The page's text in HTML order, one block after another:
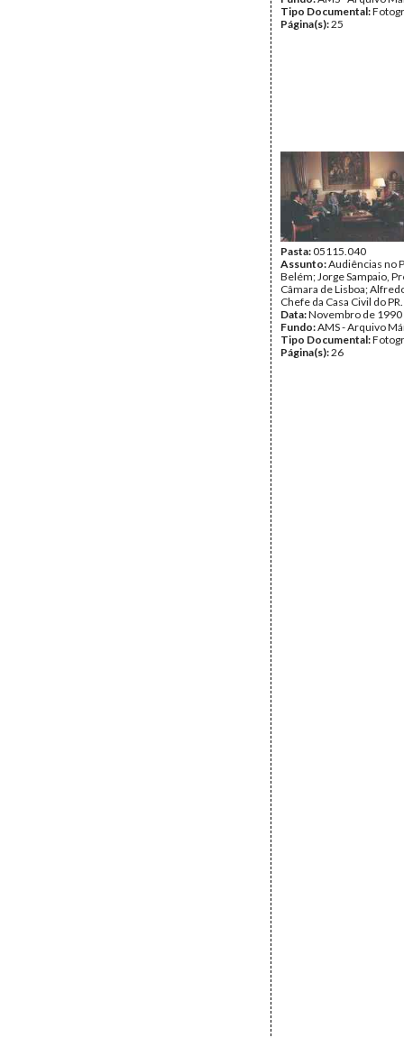
Tipo Documental:
Página(s):25
Pasta:05115.040
Assunto:Audiências no
Belém; Jorge Sampaio,
Câmara de Lisboa;
Chefe da Casa Civil do PR.
Data:Novembro de 1990
Fundo:AMS - Arquivo
Tipo Documental:
Página(s):26